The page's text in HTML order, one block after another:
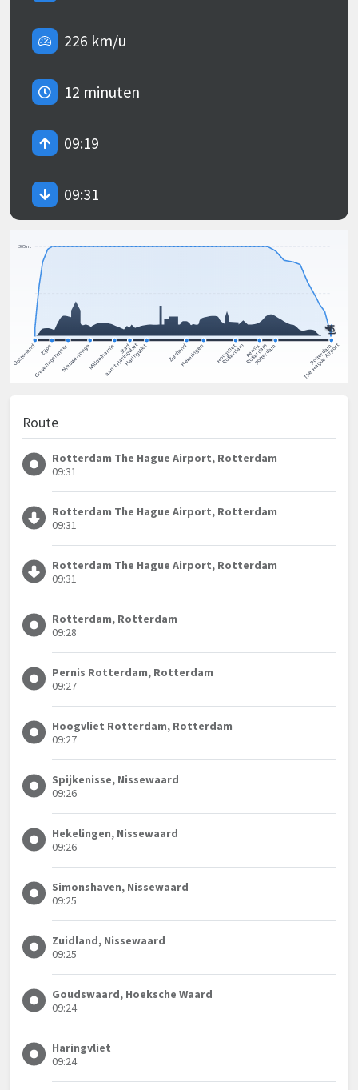
226 km/u
12 minuten
09:19
09:31
Route
Rotterdam The Hague Airport, Rotterdam
09:31
Rotterdam The Hague Airport, Rotterdam
09:31
Rotterdam The Hague Airport, Rotterdam
09:31
Rotterdam, Rotterdam
09:28
Pernis Rotterdam, Rotterdam
09:27
Hoogvliet Rotterdam, Rotterdam
09:27
Spijkenisse, Nissewaard
09:26
Hekelingen, Nissewaard
09:26
Simonshaven, Nissewaard
09:25
Zuidland, Nissewaard
09:25
Goudswaard, Hoeksche Waard
09:24
Haringvliet
09:24